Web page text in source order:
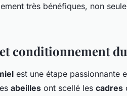
très bénéfiques, non
conditionnement
est une étape passionnante
abeilles ont scellé les cadres